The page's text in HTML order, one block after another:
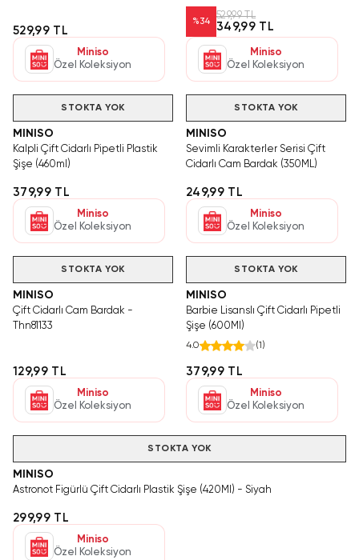
529,99 TL
Miniso
Özel Koleksiyon
%34
529,99 TL
349,99 TL
Miniso
Özel Koleksiyon
STOKTA YOK
MINISO
Kalpli Çift Cidarlı Pipetli Plastik
Şişe (460ml)
379,99 TL
Miniso
Özel Koleksiyon
STOKTA YOK
MINISO
Sevimli Karakterler Serisi Çift
Cidarlı Cam Bardak (350ML)
249,99 TL
Miniso
Özel Koleksiyon
STOKTA YOK
MINISO
Çift Cidarlı Cam Bardak -
Thn81133
129,99 TL
Miniso
Özel Koleksiyon
STOKTA YOK
MINISO
Barbie Lisanslı Çift Cidarlı Pipetli
Şişe (600Ml)
4.0 (1 )
379,99 TL
Miniso
Özel Koleksiyon
STOKTA YOK
MINISO
Astronot Figürlü Çift Cidarlı Plastik Şişe (420Ml) - Siyah
299,99 TL
Miniso
Özel Koleksiyon